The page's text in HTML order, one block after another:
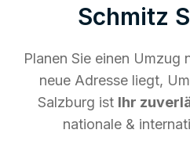
Schmitz
Planen Sie einen Umzug
neue Adresse liegt,
Salzburg ist Ihr
nationale &